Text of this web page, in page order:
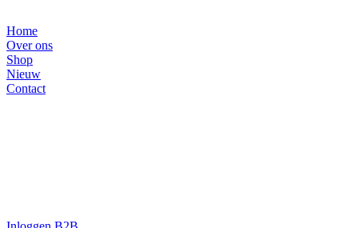
Home
Over ons
Shop
Nieuw
Contact